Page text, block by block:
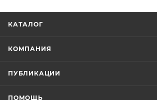
КАТАЛОГ
КОМПАНИЯ
ПУБЛИКАЦИИ
ПОМОЩЬ